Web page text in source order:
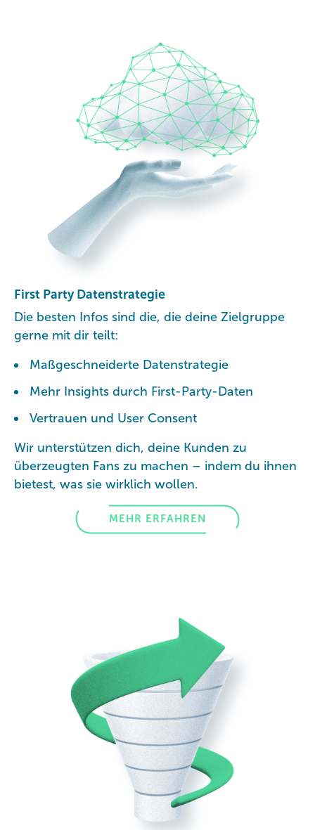
First Party Datenstrategie
Die besten Infos sind die, die deine Zielgruppe
gerne mit dir teilt:
Maßgeschneiderte Datenstrategie
Mehr Insights durch First-Party-Daten
Vertrauen und User Consent
Wir unterstützen dich, deine Kunden zu
überzeugten Fans zu machen – indem du ihnen
bietest, was sie wirklich wollen.
MEHR ERFAHREN